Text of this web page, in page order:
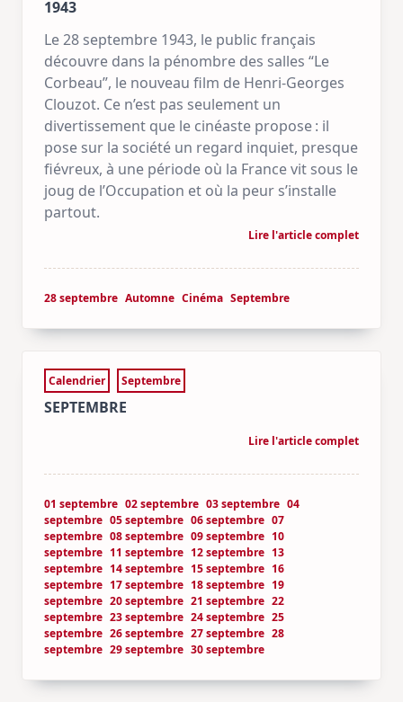
1943
Le 28 septembre 1943, le public français
découvre dans la pénombre des salles “Le
Corbeau”, le nouveau film de Henri-Georges
Clouzot. Ce n’est pas seulement un
divertissement que le cinéaste propose : il
pose sur la société un regard inquiet, presque
fiévreux, à une période où la France vit sous le
joug de l’Occupation et où la peur s’installe
partout.
Lire l'article complet
28 septembre Automne Cinéma Septembre
Calendrier Septembre
SEPTEMBRE
Lire l'article complet
01 septembre 02 septembre 03 septembre 04
septembre 05 septembre 06 septembre 07
septembre 08 septembre 09 septembre 10
septembre 11 septembre 12 septembre 13
septembre 14 septembre 15 septembre 16
septembre 17 septembre 18 septembre 19
septembre 20 septembre 21 septembre 22
septembre 23 septembre 24 septembre 25
septembre 26 septembre 27 septembre 28
septembre 29 septembre 30 septembre